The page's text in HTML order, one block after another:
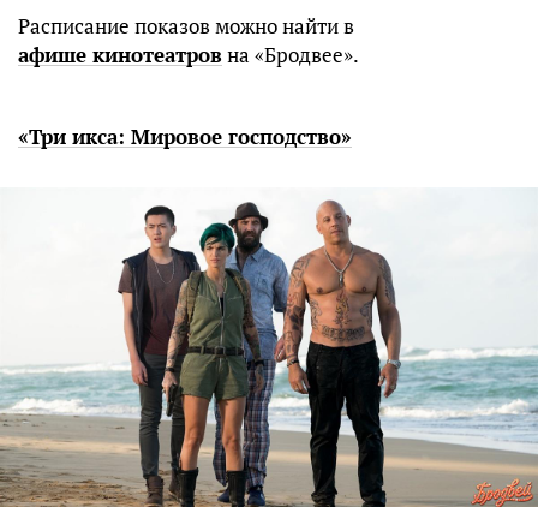
Расписание показов можно найти в
афише кинотеатровна «Бродвее».
«Три икса: Мировое господство»